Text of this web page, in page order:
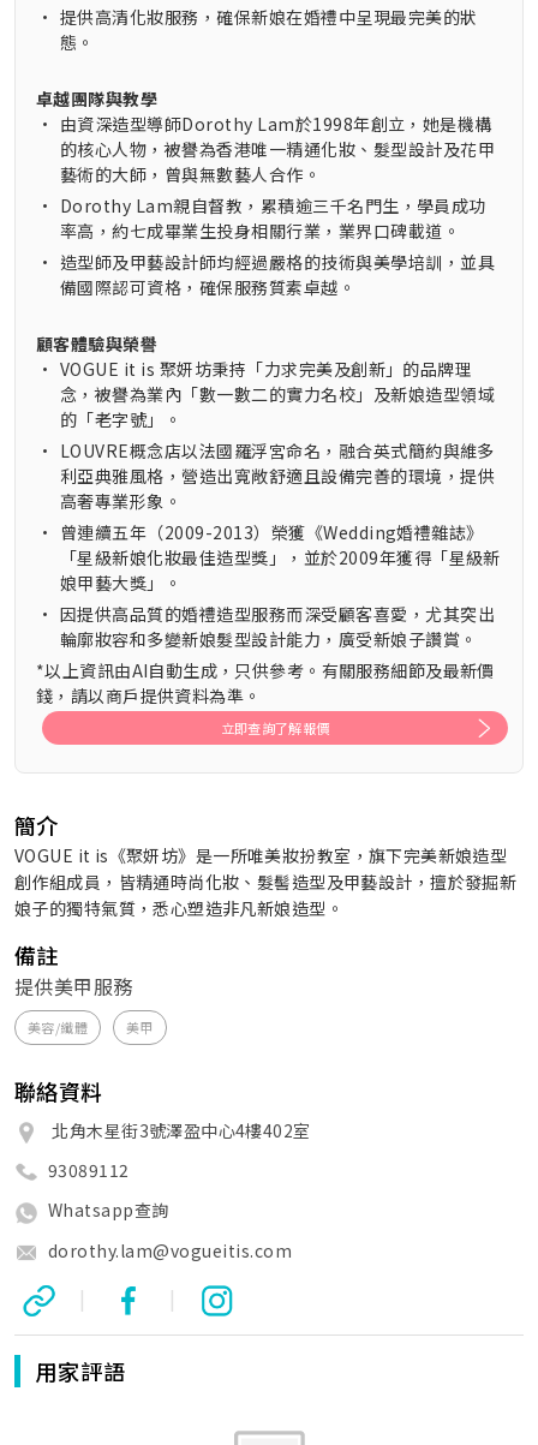
• 提供高清化妝服務，確保新娘在婚禮中呈現最完美的狀
態。
卓越團隊與教學
• 由資深造型導師Dorothy Lam於1998年創立，她是機構
的核心人物，被譽為香港唯一精通化妝、髮型設計及花甲
藝術的大師，曾與無數藝人合作。
• Dorothy Lam親自督教，累積逾三千名門生，學員成功
率高，約七成畢業生投身相關行業，業界口碑載道。
• 造型師及甲藝設計師均經過嚴格的技術與美學培訓，並具
備國際認可資格，確保服務質素卓越。
顧客體驗與榮譽
• VOGUE it is 聚妍坊秉持「力求完美及創新」的品牌理
念，被譽為業內「數一數二的實力名校」及新娘造型領域
的「老字號」。
• LOUVRE概念店以法國羅浮宮命名，融合英式簡約與維多
利亞典雅風格，營造出寬敞舒適且設備完善的環境，提供
高奢專業形象。
•
曾連續五年（2009-2013）榮獲《Wedding婚禮雜誌》
「星級新娘化妝最佳造型獎」，並於2009年獲得「星級新
娘甲藝大獎」。
• 因提供高品質的婚禮造型服務而深受顧客喜愛，尤其突出
輪廓妝容和多變新娘髮型設計能力，廣受新娘子讚賞。
*以上資訊由AI自動生成，只供參考。有關服務細節及最新價
錢，請以商戶提供資料為準。
立即查詢了解報價
簡介
VOGUE it is《聚妍坊》是一所唯美妝扮教室，旗下完美新娘造型
創作組成員，皆精通時尚化妝、髮髻造型及甲藝設計，擅於發掘新
娘子的獨特氣質，悉心塑造非凡新娘造型。
備註
提供美甲服務
美容/纖體 美甲
聯絡資料
北角木星街3號澤盈中心4樓402室
93089112
Whatsapp查詢
dorothy.lam@vogueitis.com
| |
用家評語